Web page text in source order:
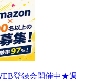
登録会開催中★週